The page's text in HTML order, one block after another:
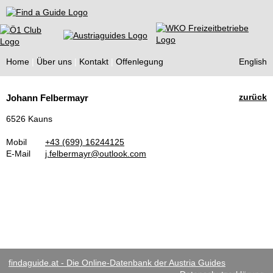
Find a Guide
Home Über uns Kontakt Offenlegung English
Guides
zurück
Johann Felbermayr
6526 Kauns
Mobil
+43 (699) 16244125
E-Mail
j.felbermayr@outlook.com
findaguide.at - Die Online-Datenbank der Austria Guides